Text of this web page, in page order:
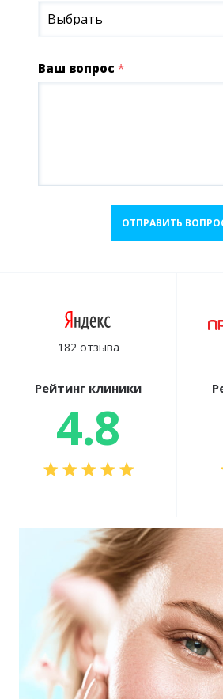
Выбрать
Ваш вопрос *
ОТПРАВИТЬ
182 отзыва
Рейтинг клиники
4.8